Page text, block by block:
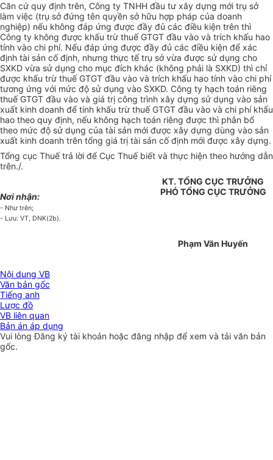
Căn cứ quy định trên, Công ty TNHH đầu tư xây dựng mới trụ sở
làm việc (trụ sở đứng tên quyền sở hữu hợp pháp của doanh
nghiệp) nếu không đáp ứng được đầy đủ các điều kiện trên thì
Công ty không được khấu trừ thuế GTGT đầu vào và trích khấu hao
tính vào chi phí. Nếu đáp ứng được đầy đủ các điều kiện để xác
định tài sản cố định, nhưng thực tế trụ sở vừa được sử dụng cho
SXKD vừa sử dụng cho mục đích khác (không phải là SXKD) thì chỉ
được khấu trừ thuế GTGT đầu vào và trích khấu hao tính vào chi phí
tương ứng với mức độ sử dụng vào SXKD. Công ty hạch toán riêng
thuế GTGT đầu vào và giá trị công trình xây dựng sử dụng vào sản
xuất kinh doanh để tính khấu trừ thuế GTGT đầu vào và chi phí khấu
hao theo quy định, nếu không hạch toán riêng được thì phân bổ
theo mức độ sử dụng của tài sản mới được xây dựng dùng vào sản
xuất kinh doanh trên tổng giá trị tài sản cố định mới được xây dựng.
Tổng cục Thuế trả lời để Cục Thuế biết và thực hiện theo hướng dẫn
trên./.
Nơi nhận:
- Như trên;
- Lưu: VT, DNK(2b).
KT. TỔNG CỤC TRƯỞNG
PHÓ TỔNG CỤC TRƯỞNG
Phạm Văn Huyến
Nội dung VB
Văn bản gốc
Tiếng anh
Lược đồ
VB liên quan
Bản án áp dụng
Vui lòngĐăng ký tài khoản hoặc đăng nhập để xem và tải văn bản
gốc.